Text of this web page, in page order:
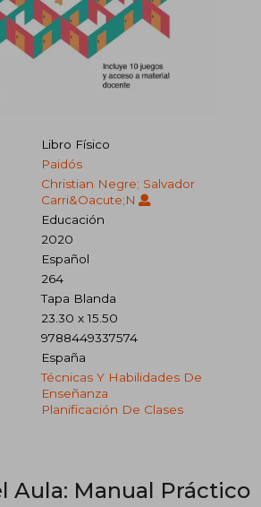
Libro Físico
Paidós
Christian Negre; Salvador
Carri&Oacute;N
Educación
2020
Español
264
Tapa Blanda
23.30 x 15.50
9788449337574
España
Técnicas Y Habilidades De
Enseñanza
Planificación De Clases
Aula: Manual Práctico